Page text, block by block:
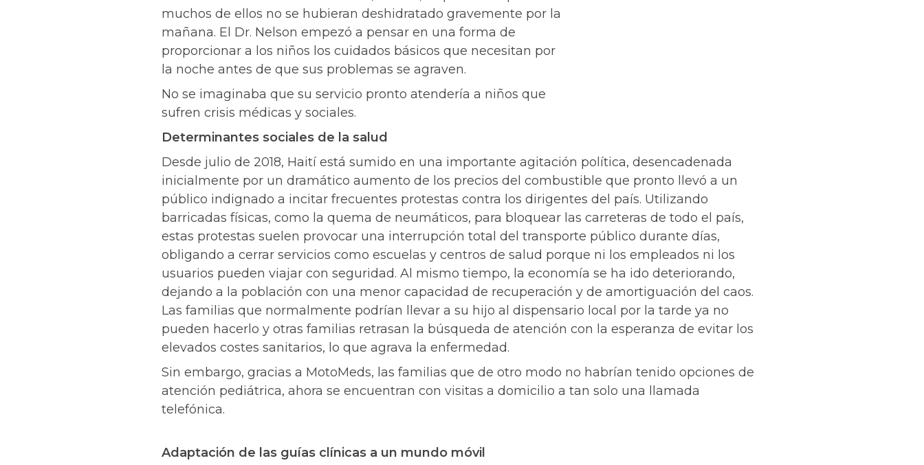
muchos de ellos no se hubieran deshidratado gravemente por la
mañana. El Dr. Nelson empezó a pensar en una forma de
proporcionar a los niños los cuidados básicos que necesitan por
la noche antes de que sus problemas se agraven.
No se imaginaba que su servicio pronto atendería a niños que
sufren crisis médicas y sociales.
Determinantes sociales de la salud
Desde julio de 2018, Haití está sumido en una importante agitación política, desencadenada
inicialmente por un dramático aumento de los precios del combustible que pronto llevó a un
público indignado a incitar frecuentes protestas contra los dirigentes del país. Utilizando
barricadas físicas, como la quema de neumáticos, para bloquear las carreteras de todo el país,
estas protestas suelen provocar una interrupción total del transporte público durante días,
obligando a cerrar servicios como escuelas y centros de salud porque ni los empleados ni los
usuarios pueden viajar con seguridad. Al mismo tiempo, la economía se ha ido deteriorando,
dejando a la población con una menor capacidad de recuperación y de amortiguación del caos.
Las familias que normalmente podrían llevar a su hijo al dispensario local por la tarde ya no
pueden hacerlo y otras familias retrasan la búsqueda de atención con la esperanza de evitar los
elevados costes sanitarios, lo que agrava la enfermedad.
Sin embargo, gracias a MotoMeds, las familias que de otro modo no habrían tenido opciones de
atención pediátrica, ahora se encuentran con visitas a domicilio a tan solo una llamada
telefónica.
Adaptación de las guías clínicas a un mundo móvil